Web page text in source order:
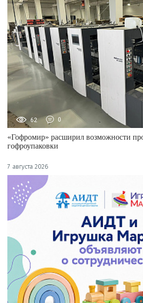
62 0
«Гофромир» расширил возможности
гофроупаковки
7 августа 2026